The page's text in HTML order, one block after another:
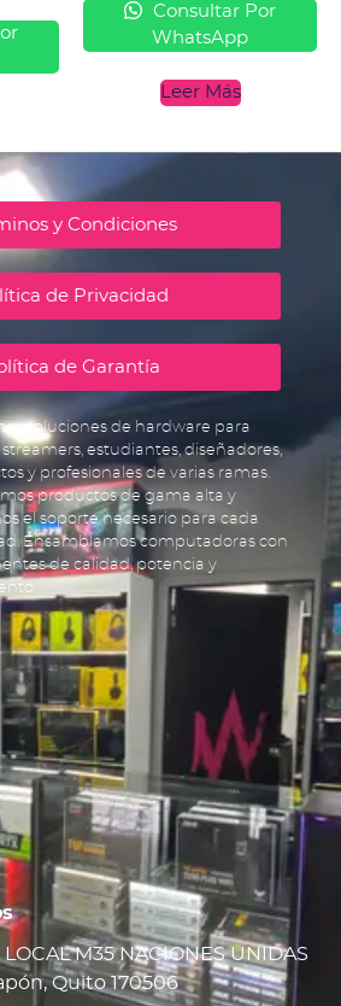
Consultar Por
WhatsApp
Leer Más
y Condiciones
de Privacidad
de Garantía
soluciones de hardware para
estudiantes, diseñadores,
y profesionales de varias ramas.
productos de gama alta y
el soporte necesario para cada
Ensamblamos computadoras con
de calidad, potencia y
LOCAL M35 NACIONES UNIDAS
Quito 170506